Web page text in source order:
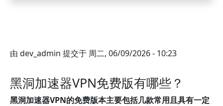
由 dev_admin 提交于 周二, 06/09/2026 - 10:23
黑洞加速器VPN免费版有哪些？
黑洞加速器VPN的免费版本主要包括几款常用且具有一定